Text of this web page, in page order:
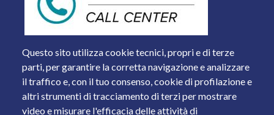
Questo sito utilizza cookie tecnici, propri e di terze
parti, per garantire la corretta navigazione e analizzare
il traffico e, con il tuo consenso, cookie di profilazione e
altri strumenti di tracciamento di terzi per mostrare
video e misurare l'efficacia delle attività di